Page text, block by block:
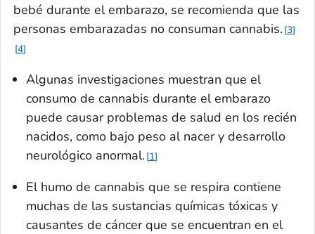
bebé durante el embarazo, se recomienda que las
personas embarazadas no consuman cannabis. 3
4
Algunas investigaciones muestran que el
consumo de cannabis durante el embarazo
puede causar problemas de salud en los recién
nacidos, como bajo peso al nacer y desarrollo
neurológico anormal. 1
El humo de cannabis que se respira contiene
muchas de las sustancias químicas tóxicas y
causantes de cáncer que se encuentran en el